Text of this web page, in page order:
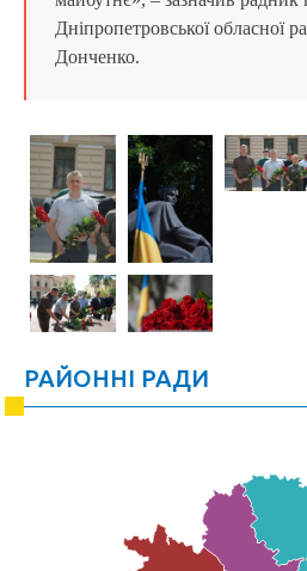
Дніпропетровської обласної
Донченко.
РАЙОННІ РАДИ